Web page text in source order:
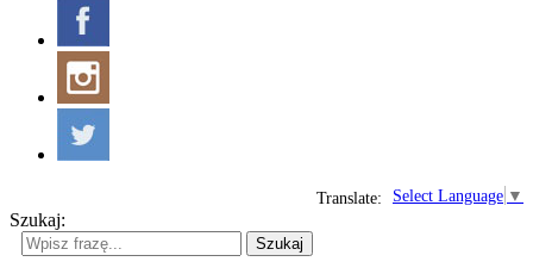
Select Language ▼
Translate:
Szukaj:
Szukaj